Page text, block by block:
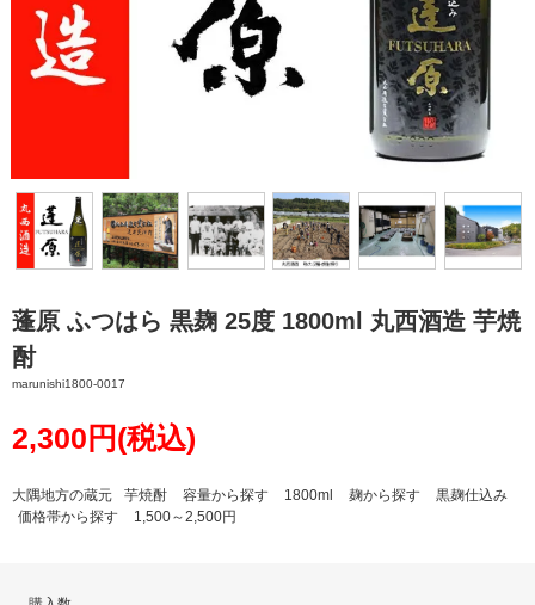
蓬原 ふつはら 黒麹 25度 1800ml 丸西酒造 芋焼
酎
marunishi1800-0017
2,300円(税込)
大隅地方の蔵元 芋焼酎 容量から探す 1800ml 麹から探す
黒麹仕込み
価格帯から探す
1,500～2,500円